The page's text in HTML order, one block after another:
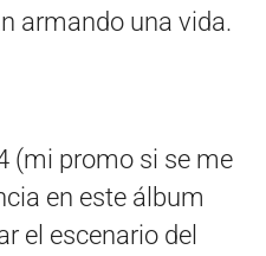
armando una vida.
(mi promo si se me
en este álbum
el escenario del